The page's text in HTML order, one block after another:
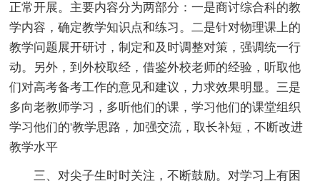
正常开展。主要内容分为两部分：一是商讨综合科的教
学内容，确定教学知识点和练习。二是针对物理课上的
教学问题展开研讨，制定和及时调整对策，强调统一行
动。另外，到外校取经，借鉴外校老师的经验，听取他
们对高考备考工作的意见和建议，力求效果明显。三是
多向老教师学习，多听他们的课，学习他们的课堂组织
学习他们的'教学思路，加强交流，取长补短，不断改进
教学水平
三、对尖子生时时关注，不断鼓励。对学习上有困